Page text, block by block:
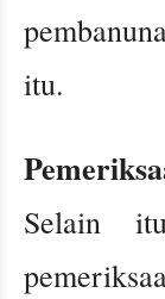
itu.
Selain